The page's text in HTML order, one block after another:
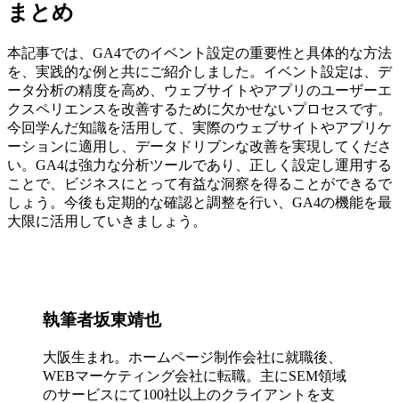
まとめ
本記事では、GA4でのイベント設定の重要性と具体的な方法
を、実践的な例と共にご紹介しました。イベント設定は、デ
ータ分析の精度を高め、ウェブサイトやアプリのユーザーエ
クスペリエンスを改善するために欠かせないプロセスです。
今回学んだ知識を活用して、実際のウェブサイトやアプリケ
ーションに適用し、データドリブンな改善を実現してくださ
い。GA4は強力な分析ツールであり、正しく設定し運用する
ことで、ビジネスにとって有益な洞察を得ることができるで
しょう。今後も定期的な確認と調整を行い、GA4の機能を最
大限に活用していきましょう。
執筆者坂東靖也
大阪生まれ。ホームページ制作会社に就職後、
WEBマーケティング会社に転職。主にSEM領域
のサービスにて100社以上のクライアントを支